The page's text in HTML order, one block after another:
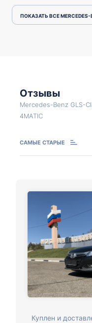
ПОКАЗАТЬ ВСЕ MERCEDES-
Отзывы
Mercedes-Benz GLS-
4MATIC
САМЫЕ СТАРЫЕ
Куплен и